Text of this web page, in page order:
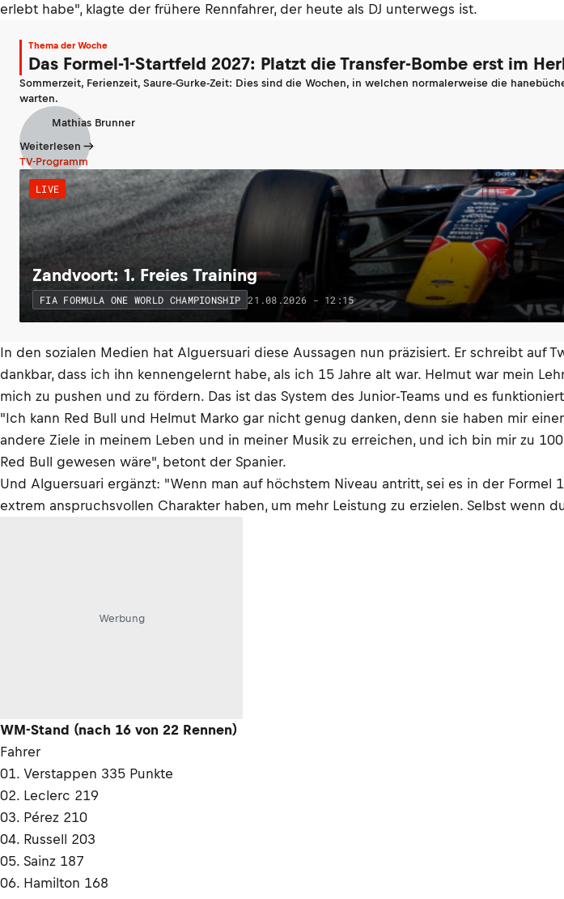
erlebt habe", klagte der frühere Rennfahrer, der heute als DJ unterwegs ist.
Thema der Woche
Das Formel-1-Startfeld 2027: Platzt die Transfer-Bombe erst im
Sommerzeit, Ferienzeit, Saure-Gurke-Zeit: Dies sind die Wochen, in welchen normalerweise die
warten.
Mathias Brunner
Weiterlesen
TV-Programm
LIVE
Zandvoort: 1. Freies Training
FIA FORMULA ONE WORLD CHAMPIONSHIP 21.08.2026 - 12:15
In den sozialen Medien hat Alguersuari diese Aussagen nun präzisiert. Er schreibt
dankbar, dass ich ihn kennengelernt habe, als ich 15 Jahre alt war. Helmut war mein
mich zu pushen und zu fördern. Das ist das System des Junior-Teams und es
"Ich kann Red Bull und Helmut Marko gar nicht genug danken, denn sie haben mir
andere Ziele in meinem Leben und in meiner Musik zu erreichen, und ich bin mir zu
Red Bull gewesen wäre", betont der Spanier.
Und Alguersuari ergänzt: "Wenn man auf höchstem Niveau antritt, sei es in der Formel
extrem anspruchsvollen Charakter haben, um mehr Leistung zu erzielen. Selbst
Werbung
WM-Stand (nach 16 von 22 Rennen)
Fahrer
01. Verstappen 335 Punkte
02. Leclerc 219
03. Pérez 210
04. Russell 203
05. Sainz 187
06. Hamilton 168